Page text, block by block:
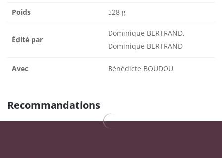
Poids 328 g
Édité par
Dominique BERTRAND,
Dominique BERTRAND
Avec Bénédicte BOUDOU
Recommandations